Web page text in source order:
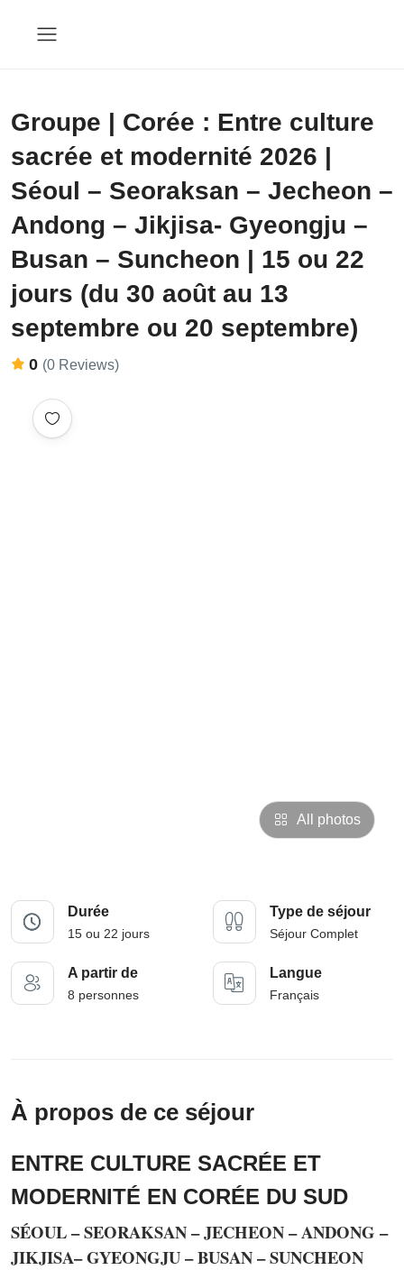
Groupe | Corée : Entre culture
sacrée et modernité 2026 |
Séoul – Seoraksan – Jecheon –
Andong – Jikjisa- Gyeongju –
Busan – Suncheon | 15 ou 22
jours (du 30 août au 13
septembre ou 20 septembre)
0 (0 Reviews)
All photos
Durée
15 ou 22 jours
Type de séjour
Séjour Complet
A partir de
8 personnes
Langue
Français
À propos de ce séjour
ENTRE CULTURE SACRÉE ET
MODERNITÉ EN CORÉE DU SUD
SÉOUL – SEORAKSAN – JECHEON – ANDONG –
JIKJISA– GYEONGJU – BUSAN – SUNCHEON